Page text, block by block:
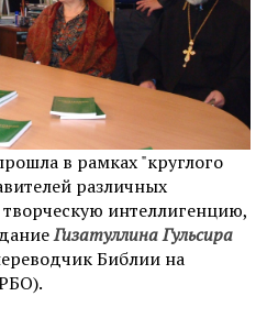
в рамках "круглого
различных
интеллигенцию,
Гизатуллина Гульсира
Библии на